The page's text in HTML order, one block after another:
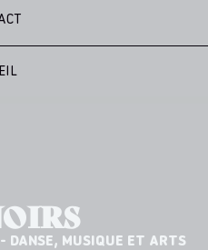
DANSE, MUSIQUE ET ARTS